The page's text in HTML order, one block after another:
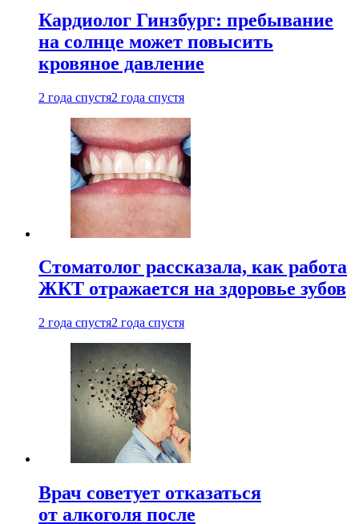
Кардиолог Гинзбург: пребывание
на солнце может повысить
кровяное давление
2 года спустя2 года спустя
Стоматолог рассказала, как работа
ЖКТ отражается на здоровье зубов
2 года спустя2 года спустя
Врач советует отказаться
от алкоголя после